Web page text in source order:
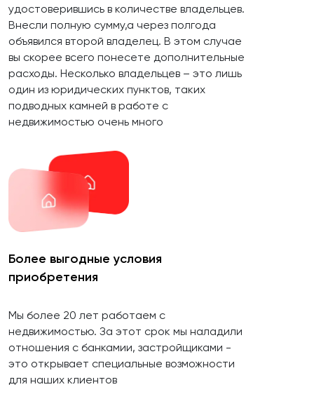
удостоверившись в количестве владельцев.
Внесли полную сумму,а через полгода
объявился второй владелец. В этом случае
вы скорее всего понесете дополнительные
расходы. Несколько владельцев – это лишь
один из юридических пунктов, таких
подводных камней в работе с
недвижимостью очень много
Более выгодные условия
приобретения
Мы более 20 лет работаем с
недвижимостью. За этот срок мы наладили
отношения с банкамии, застройщиками -
это открывает специальные возможности
для наших клиентов